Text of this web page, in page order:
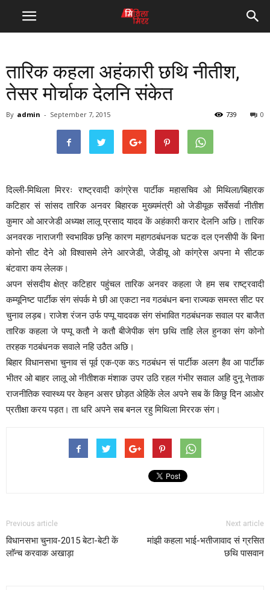
तारिक कहला अहंकारी छथि नीतीश,
तेसर मोर्चाक देलनि संकेत
By admin - September 7, 2015 0
739
दिल्ली-मिथिला मिररः राष्ट्रवादी कांग्रेस पार्टीक महासचिव ओ मिथिला/बिहारक
कटिहार सं सांसद तारिक अनवर बिहारक मुख्यमंत्री ओ जेडीयूक सर्वेसर्वा नीतीश
कुमार ओ आरजेडी अध्यक्ष लालू प्रसाद यादव कें अहंकारी करार देलनि अछि। तारिक
अनवरक नाराजगी स्वभाविक छन्हि कारण महागठबंधनक घटक दल एनसीपी कें बिना
कोनो सीट देेने ओ विश्वासमे लेने आरजेडी, जेडीयू ओ कांग्रेस अपना मे सीटक
बंटवारा कय लेलक।
अपन संसदीय क्षेत्र कटिहार पहुंचल तारिक अनवर कहला जे हम सब राष्ट्रवादी
कम्यूनिष्ट पार्टीक संग संपर्क मे छी आ एकटा नव गठबंधन बना राज्यक समस्त सीट पर
चुनाव लड़ब। राजेश रंजन उर्फ पप्पू यादवक संग संभावित गठबंधनक सवाल पर बाजैत
तारिक कहला जे पप्पू कतौ ने कतौ बीजेपीक संग छथि ताहि लेल हुनका संग कोनो
तरहक गठबंधनक सवाले नहि उठैत अछि।
बिहार विधानसभा चुनाव सं पूर्व एक-एक कऽ गठबंधन सं पार्टीक अलग हैव आ पार्टीक
भीतर ओ बाहर लालू ओ नीतीशक मंशाक उपर उठि रहल गंभीर सवाल अहि दुनू नेताक
राजनीतिक स्वास्थ्य पर केहन असर छोड़त अेहिकें लेल अपने सब कें किछु दिन आओर
प्रतीक्षा करय पड़त। ता धरि अपने सब बनल रहु मिथिला मिररक संग।
Previous article
विधानसभा चुनाव-2015 बेटा-बेटी कें
लाॅन्च करवाक अखाड़ा
Next article
मांझी कहला भाई-भतीजावाद सं ग्रसित
छथि पासवान